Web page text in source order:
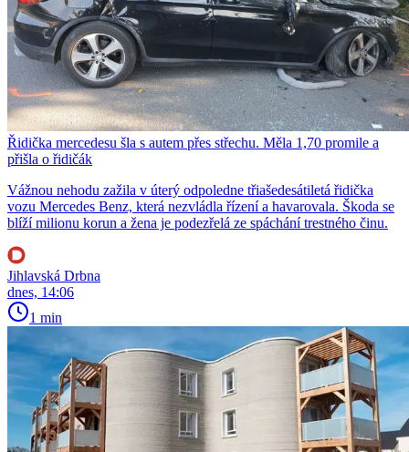
Řidička mercedesu šla s autem přes střechu. Měla 1,70 promile a
přišla o řidičák
Vážnou nehodu zažila v úterý odpoledne třiašedesátiletá řidička
vozu Mercedes Benz, která nezvládla řízení a havarovala. Škoda se
blíží milionu korun a žena je podezřelá ze spáchání trestného činu.
Jihlavská Drbna
dnes, 14:06
1 min